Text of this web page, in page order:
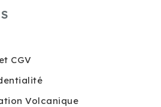
CGV
Volcanique